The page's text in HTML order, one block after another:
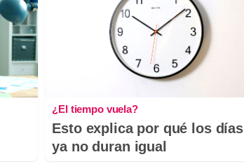
¿El tiempo vuela?
Esto explica por qué los días
ya no duran igual